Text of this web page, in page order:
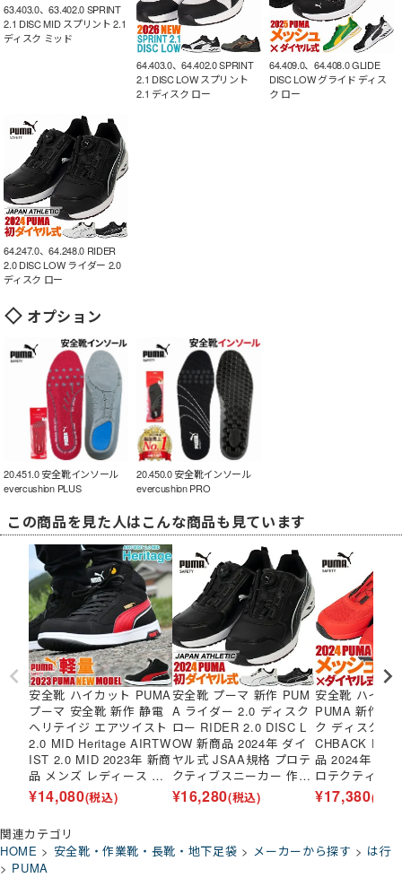
63.403.0、63.402.0 SPRINT
2.1 DISC MID スプリント 2.1
ディスク ミッド
64.403.0、64.402.0 SPRINT
2.1 DISC LOW スプリント
2.1 ディスク ロー
64.409.0、64.408.0 GLIDE
DISC LOW グライド ディス
ク ロー
64.247.0、64.248.0 RIDER
2.0 DISC LOW ライダー 2.0
ディスク ロー
オプション
20.451.0 安全靴インソール
evercushion PLUS
20.450.0 安全靴インソール
evercushion PRO
この商品を見た人はこんな商品も見ています
安全靴 ハイカット PUMA
プーマ 安全靴 新作 静電
ヘリテイジ エアツイスト
2.0 MID Heritage AIRTW
IST 2.0 MID 2023年 新商
品 メンズ レディース ミ
ッドカット ミドルカット
作業靴 紐靴 スニーカー J
かっこいい おしゃれ 人気
25.0~28.0cm
¥14,080(税込)
安全靴 プーマ 新作 PUM
A ライダー 2.0 ディスク
ロー RIDER 2.0 DISC L
OW 新商品 2024年 ダイ
ヤル式 JSAA規格 プロテ
クティブスニーカー 作業
靴 メンズ 男性用 ストリ
ート カジュアル 衝撃吸収
0cm
¥16,280(税込)
安全靴 ハイカ
PUMA 新作 ス
ク ディスク ミ
CHBACK
品 2024年 ダ
ロテクティブ
作業靴 メンズ
撃吸収 ストリ
~28.0cm
¥17,380(税
関連カテゴリ
HOME
安全靴・作業靴・長靴・地下足袋 メーカーから探す
は行
PUMA